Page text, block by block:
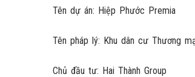
Tên dự án: Hiệp Phước Premia
Tên pháp lý: Khu dân cư Thương
Chủ đầu tư: Hai Thành Group